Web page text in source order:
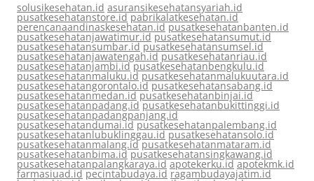
solusikesehatan.id asuransikesehatansyariah.id
pusatkesehatanstore.id pabrikalatkesehatan.id
perencanaandinaskesehatan.id pusatkesehatanbanten.id
pusatkesehatanjawatimur.id pusatkesehatansumut.id
pusatkesehatansumbar.id pusatkesehatansumsel.id
pusatkesehatanjawatengah.id pusatkesehatanriau.id
pusatkesehatanjambi.id pusatkesehatanbengkulu.id
pusatkesehatanmaluku.id pusatkesehatanmalukuutara.id
pusatkesehatangorontalo.id pusatkesehatansabang.id
pusatkesehatanmedan.id pusatkesehatanbinjai.id
pusatkesehatanpadang.id pusatkesehatanbukittinggi.id
pusatkesehatanpadangpanjang.id
pusatkesehatandumai.id pusatkesehatanpalembang.id
pusatkesehatanlubuklinggau.id pusatkesehatansolo.id
pusatkesehatanmalang.id pusatkesehatanmataram.id
pusatkesehatanbima.id pusatkesehatansingkawang.id
pusatkesehatanpalangkaraya.id apotekerku.id apotekmk.id
farmasiuad.id pecintabudaya.id ragambudayajatim.id